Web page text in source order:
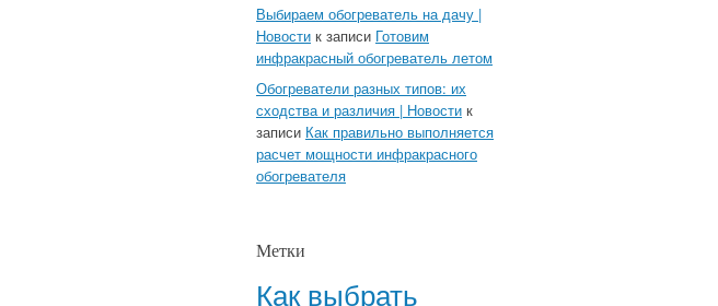
Выбираем обогреватель на дачу |
Новости к записи Готовим
инфракрасный обогреватель летом
Обогреватели разных типов: их
сходства и различия | Новости к
записи Как правильно выполняется
расчет мощности инфракрасного
обогревателя
Метки
Как выбрать